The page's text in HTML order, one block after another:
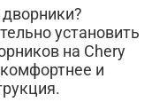
установить
на Chery
и